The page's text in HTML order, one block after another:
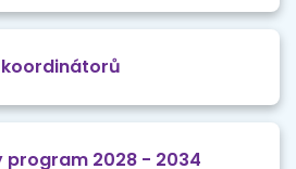
program 2028 - 2034